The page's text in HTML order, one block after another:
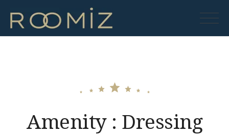
content
Amenity : Dressing